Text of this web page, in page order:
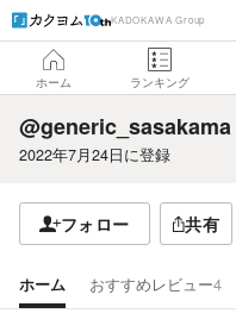
KADOKAWA Group
ホーム ランキング
@generic_sasakama
2022年7月24日に登録
フォロー 共有
ホーム おすすめレビュー4